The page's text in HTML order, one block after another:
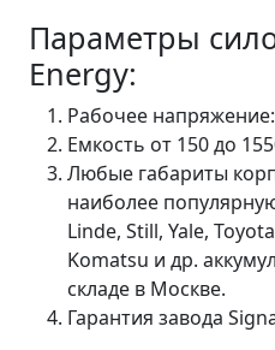
Параметры
Energy:
Рабочее напряжение:
Емкость от 150 до
Любые габариты
наиболее
Linde, Still, Yale,
Komatsu и др.
складе в Москве.
Гарантия завода